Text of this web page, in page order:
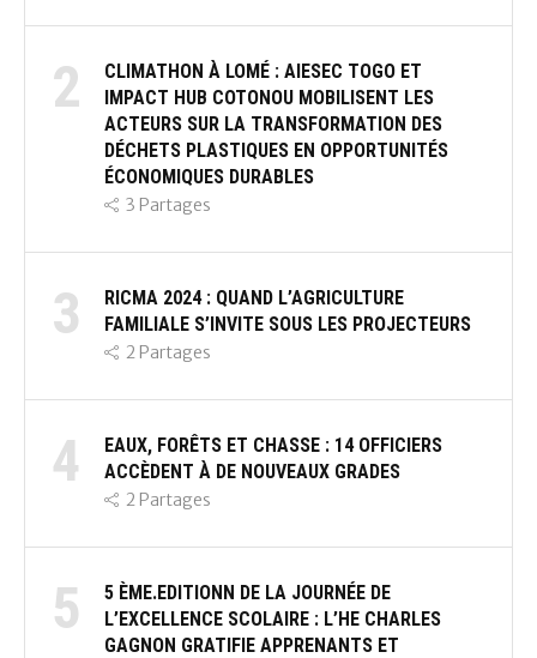
2
CLIMATHON À LOMÉ : AIESEC TOGO ET
IMPACT HUB COTONOU MOBILISENT LES
ACTEURS SUR LA TRANSFORMATION DES
DÉCHETS PLASTIQUES EN OPPORTUNITÉS
ÉCONOMIQUES DURABLES
3 Partages
3
RICMA 2024 : QUAND L’AGRICULTURE
FAMILIALE S’INVITE SOUS LES PROJECTEURS
2 Partages
4
EAUX, FORÊTS ET CHASSE : 14 OFFICIERS
ACCÈDENT À DE NOUVEAUX GRADES
2 Partages
5
5 ÈME.EDITIONN DE LA JOURNÉE DE
L’EXCELLENCE SCOLAIRE : L’HE CHARLES
GAGNON GRATIFIE APPRENANTS ET